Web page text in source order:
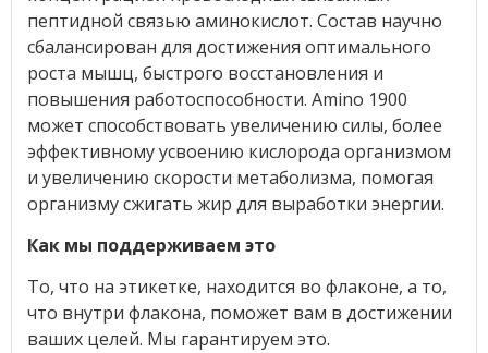
пептидной связью аминокислот. Состав научно
сбалансирован для достижения оптимального
роста мышц, быстрого восстановления и
повышения работоспособности. Amino 1900
может способствовать увеличению силы, более
эффективному усвоению кислорода организмом
и увеличению скорости метаболизма, помогая
организму сжигать жир для выработки энергии.
Как мы поддерживаем это
То, что на этикетке, находится во флаконе, а то,
что внутри флакона, поможет вам в достижении
ваших целей. Мы гарантируем это.